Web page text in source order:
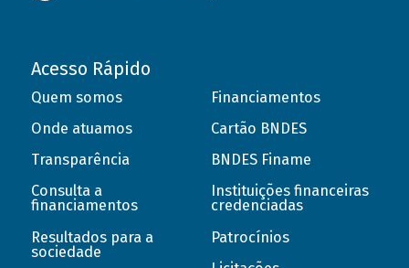
Acesso Rápido
Quem somos
Onde atuamos
Transparência
Consulta a
financiamentos
Resultados para a
sociedade
Financiamentos
Cartão BNDES
BNDES Finame
Instituições financeiras
credenciadas
Patrocínios